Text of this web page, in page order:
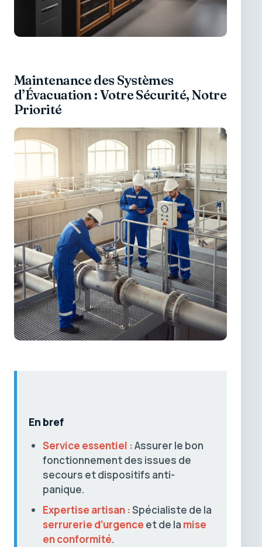
Maintenance des Systèmes
d’Évacuation : Votre Sécurité, Notre
Priorité
En bref
Service essentiel :Assurer le bon
fonctionnement des issues de
secours et dispositifs anti-
panique.
Expertise artisan :Spécialiste de la
serrurerie d’urgence et de la mise
en conformité.